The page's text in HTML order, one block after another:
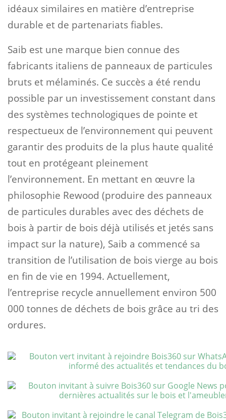
idéaux similaires en matière d’entreprise
durable et de partenariats fiables.
Saib est une marque bien connue des
fabricants italiens de panneaux de particules
bruts et mélaminés. Ce succès a été rendu
possible par un investissement constant dans
des systèmes technologiques de pointe et
respectueux de l’environnement qui peuvent
garantir des produits de la plus haute qualité
tout en protégeant pleinement
l’environnement. En mettant en œuvre la
philosophie Rewood (produire des panneaux
de particules durables avec des déchets de
bois à partir de bois déjà utilisés et jetés sans
impact sur la nature), Saib a commencé sa
transition de l’utilisation de bois vierge au bois
en fin de vie en 1994. Actuellement,
l’entreprise recycle annuellement environ 500
000 tonnes de déchets de bois grâce au tri des
ordures.